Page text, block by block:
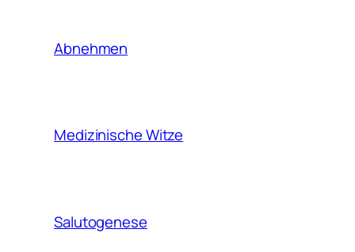
Abnehmen
Medizinische Witze
Salutogenese